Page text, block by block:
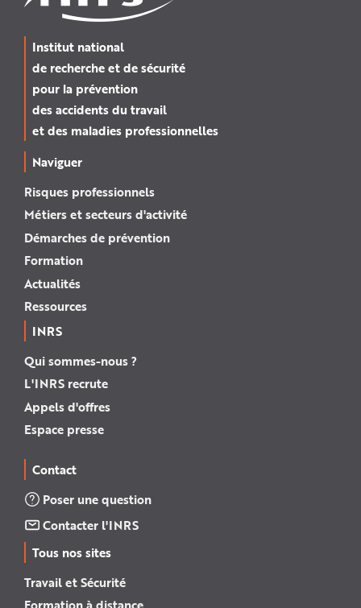
Institut national
de recherche et de sécurité
pour la prévention
des accidents du travail
et des maladies professionnelles
Naviguer
Risques professionnels
Métiers et secteurs d'activité
Démarches de prévention
Formation
Actualités
Ressources
INRS
Qui sommes-nous ?
L'INRS recrute
Appels d'offres
Espace presse
Contact
Poser une question
Contacter l'INRS
Tous nos sites
Travail et Sécurité